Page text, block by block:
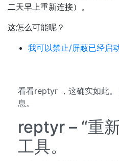
二天早上重新连接）。
这怎么可能呢？
我可以禁止/屏蔽已经启
看看reptyr ，这确实如此
息。
reptyr – “重
工具。